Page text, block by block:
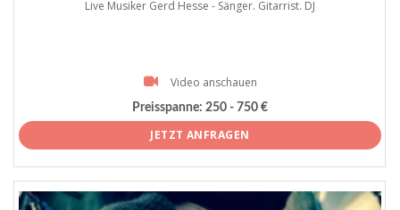
Live Musiker Gerd Hesse - Sänger. Gitarrist. DJ
Video anschauen
Preisspanne: 250 - 750 €
JETZT ANFRAGEN